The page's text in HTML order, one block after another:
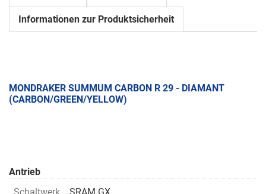
Informationen zur Produktsicherheit
MONDRAKER SUMMUM CARBON R 29 - DIAMANT
(CARBON/GREEN/YELLOW)
Antrieb